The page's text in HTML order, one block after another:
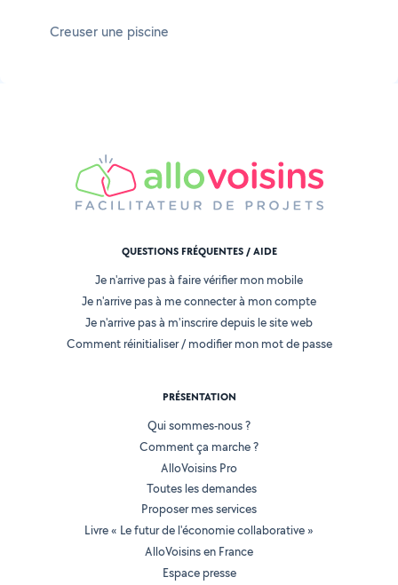
Creuser une piscine
QUESTIONS FRÉQUENTES / AIDE
Je n'arrive pas à faire vérifier mon mobile
Je n'arrive pas à me connecter à mon compte
Je n'arrive pas à m'inscrire depuis le site web
Comment réinitialiser / modifier mon mot de passe
PRÉSENTATION
Qui sommes-nous ?
Comment ça marche ?
AlloVoisins Pro
Toutes les demandes
Proposer mes services
Livre « Le futur de l'économie collaborative »
AlloVoisins en France
Espace presse